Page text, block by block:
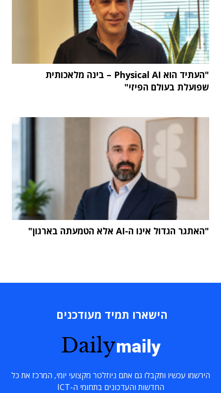
"העתיד הוא Physical AI – בינה מלאכותית
שפועלת בעולם הפיזי"
"האתגר הגדול אינו ה-AI אלא הטמעתה בארגון"
הישארו תמיד מעודכנים
Dailymaily
הירשמו עכשיו ותקבלו גם אתם ניוזלטר מקצועי יומי, המרכז את כל
החדשות והעדכונים בתחומי ה-ICT